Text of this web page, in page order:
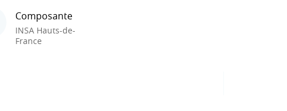
Composante
INSA Hauts-de-
France